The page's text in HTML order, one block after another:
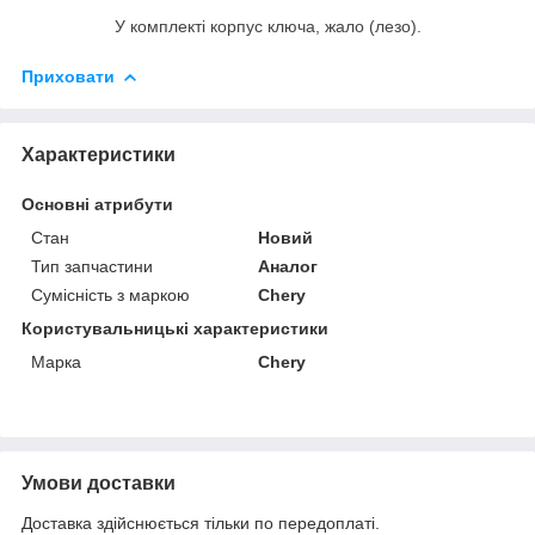
У комплекті корпус ключа, жало (лезо).
Приховати
Характеристики
Основні атрибути
Стан
Новий
Тип запчастини
Аналог
Сумісність з маркою
Chery
Користувальницькі характеристики
Марка
Chery
Умови доставки
Доставка здійснюється тільки по передоплаті.